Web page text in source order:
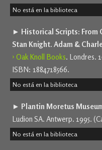
No está en la biblioteca
► Historical Scripts: From
Stan Knight. Adam &
› Oak Knoll Books. Londres.
ISBN: 1884718566.
No está en la biblioteca
► Plantin Moretus
Ludion SA. Antwerp. 1995.
No está en la biblioteca